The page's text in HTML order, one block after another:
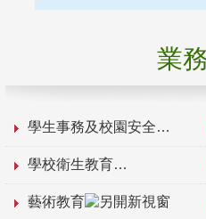
業
學生事務及校園安全
學校衛生教育
藝術教育